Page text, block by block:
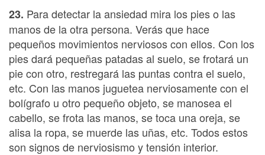
23. Para detectar la ansiedad mira los pies o las
manos de la otra persona. Verás que hace
pequeños movimientos nerviosos con ellos. Con los
pies dará pequeñas patadas al suelo, se frotará un
pie con otro, restregará las puntas contra el suelo,
etc. Con las manos juguetea nerviosamente con el
bolígrafo u otro pequeño objeto, se manosea el
cabello, se frota las manos, se toca una oreja, se
alisa la ropa, se muerde las uñas, etc. Todos estos
son signos de nerviosismo y tensión interior.